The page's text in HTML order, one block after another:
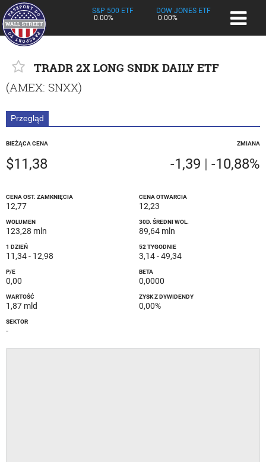
S&P 500 ETF
0.00%
DOW JONES ETF
0.00%
TRADR 2X LONG SNDK DAILY ETF
(AMEX: SNXX)
Przegląd
BIEŻĄCA CENA
$11,38
ZMIANA
-1,39 | -10,88%
CENA OST. ZAMKNIĘCIA
12,77
CENA OTWARCIA
12,23
WOLUMEN
123,28 mln
30D. ŚREDNI WOL.
89,64 mln
1 DZIEŃ
11,34- 12,98
52 TYGODNIE
3,14-49,34
P/E
0,00
BETA
0,0000
WARTOŚĆ
1,87 mld
ZYSK Z DYWIDENDY
0,00%
SEKTOR
-